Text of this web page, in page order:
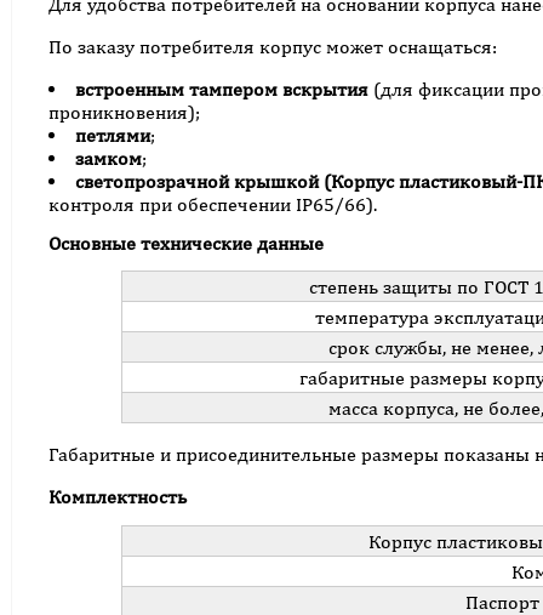
По заказу потребителя корпус может оснащаться:
встроенным тампером вскрытия (для фиксации
проникновения);
петлями;
замком;
светопрозрачной крышкой (Корпус пластиковый-
контроля при обеспечении IP65/66).
Основные технические данные
степень защиты по ГОСТ
температура
срок службы, не менее,
габаритные размеры
масса корпуса, не
Габаритные и присоединительные размеры показаны
Комплектность
Корпус